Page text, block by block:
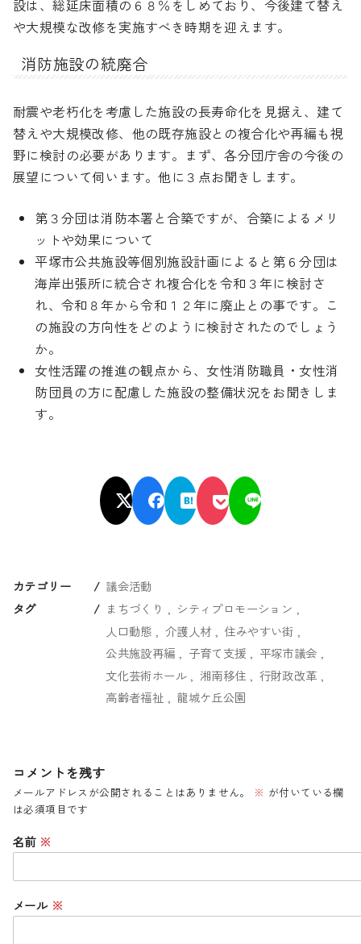
設は、総延床面積の６８％をしめており、今後建て替え
や大規模な改修を実施すべき時期を迎えます。
消防施設の統廃合
耐震や老朽化を考慮した施設の長寿命化を見据え、建て
替えや大規模改修、他の既存施設との複合化や再編も視
野に検討の必要があります。まず、各分団庁舎の今後の
展望について伺います。他に３点お聞きします。
第３分団は消防本署と合築ですが、合築によるメリ
ットや効果について
平塚市公共施設等個別施設計画によると第６分団は
海岸出張所に統合され複合化を令和３年に検討さ
れ、令和８年から令和１２年に廃止との事です。こ
の施設の方向性をどのように検討されたのでしょう
か。
女性活躍の推進の観点から、女性消防職員・女性消
防団員の方に配慮した施設の整備状況をお聞きしま
す。
カテゴリー
議会活動
タグ
まちづくり
シティプロモーション
人口動態
介護人材
住みやすい街
公共施設再編
子育て支援
平塚市議会
文化芸術ホール
湘南移住
行財政改革
高齢者福祉
龍城ケ丘公園
コメントを残す
メールアドレスが公開されることはありません。 ※ が付いている欄
は必須項目です
名前 ※
メール ※